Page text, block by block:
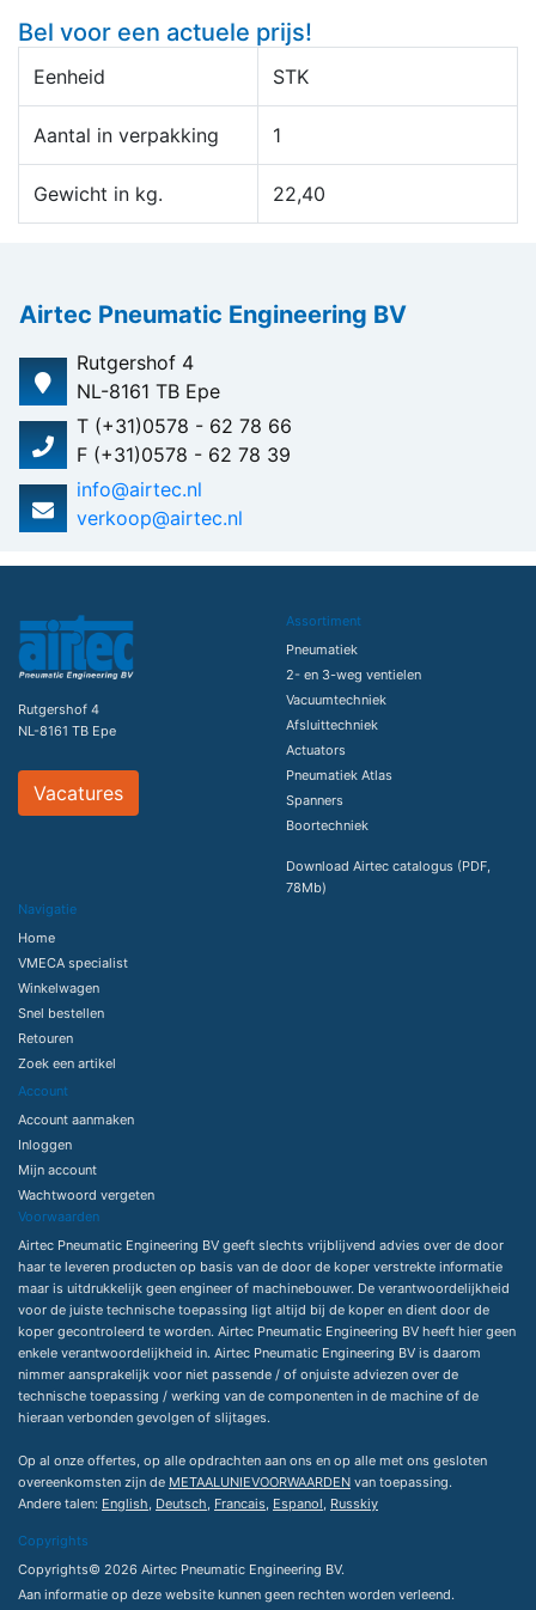
Bel voor een actuele prijs!
Eenheid STK
Aantal in verpakking 1
Gewicht in kg. 22,40
Airtec Pneumatic Engineering BV
Rutgershof 4
NL-8161 TB Epe
T (+31)0578 - 62 78 66
F (+31)0578 - 62 78 39
info@airtec.nl
verkoop@airtec.nl
Rutgershof 4
NL-8161 TB Epe
Vacatures
Assortiment
Pneumatiek
2- en 3-weg ventielen
Vacuumtechniek
Afsluittechniek
Actuators
Pneumatiek Atlas
Spanners
Boortechniek
Download Airtec catalogus (PDF,
78Mb)
Navigatie
Home
VMECA specialist
Winkelwagen
Snel bestellen
Retouren
Zoek een artikel
Account
Account aanmaken
Inloggen
Mijn account
Wachtwoord vergeten
Voorwaarden
Airtec Pneumatic Engineering BV geeft slechts vrijblijvend advies over de door
haar te leveren producten op basis van de door de koper verstrekte informatie
maar is uitdrukkelijk geen engineer of machinebouwer. De verantwoordelijkheid
voor de juiste technische toepassing ligt altijd bij de koper en dient door de
koper gecontroleerd te worden. Airtec Pneumatic Engineering BV heeft hier geen
enkele verantwoordelijkheid in. Airtec Pneumatic Engineering BV is daarom
nimmer aansprakelijk voor niet passende / of onjuiste adviezen over de
technische toepassing / werking van de componenten in de machine of de
hieraan verbonden gevolgen of slijtages.
Op al onze offertes, op alle opdrachten aan ons en op alle met ons gesloten
overeenkomsten zijn de METAALUNIEVOORWAARDEN van toepassing.
Andere talen: English, Deutsch, Francais, Espanol, Russkiy
Copyrights
Copyrights© 2026 Airtec Pneumatic Engineering BV.
Aan informatie op deze website kunnen geen rechten worden verleend.